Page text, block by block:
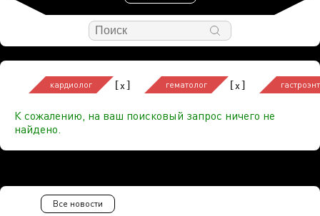
кардиолог [x] гематолог [x]
К сожалению, на ваш поисковый запрос ничего не
найдено.
Все новости